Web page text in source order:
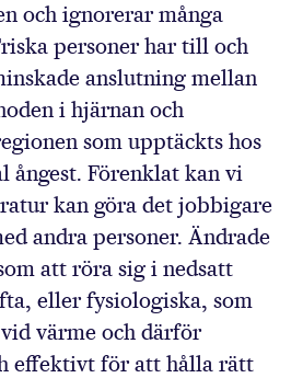
och ignorerar många
personer har till och
anslutning mellan
i hjärnan och
som upptäckts hos
ångest. Förenklat kan vi
kan göra det jobbigare
andra personer. Ändrade
att röra sig i nedsatt
eller fysiologiska, som
värme och därför
effektivt för att hålla rätt